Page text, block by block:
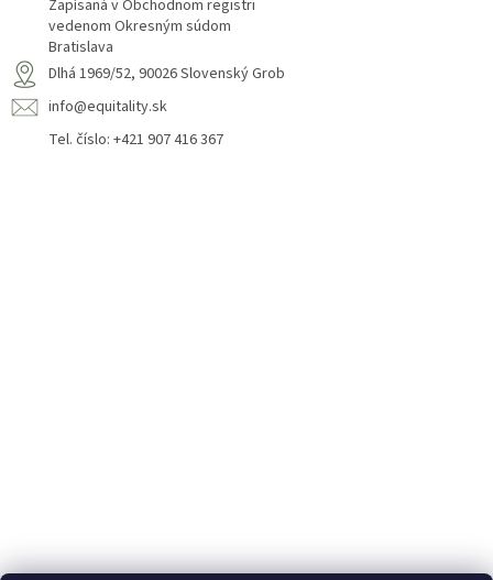
Zapísaná v Obchodnom registri
vedenom Okresným súdom
Bratislava
Dlhá 1969/52, 90026 Slovenský Grob
info@equitality.sk
Tel. číslo: +421 907 416 367